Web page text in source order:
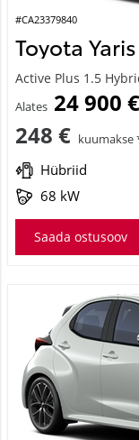
#CA23379840
Toyota Yaris
Active Plus 1.5
Alates 24 900 €
248 € kuumakse
Hübriid
68 kW
Saada ostusoov